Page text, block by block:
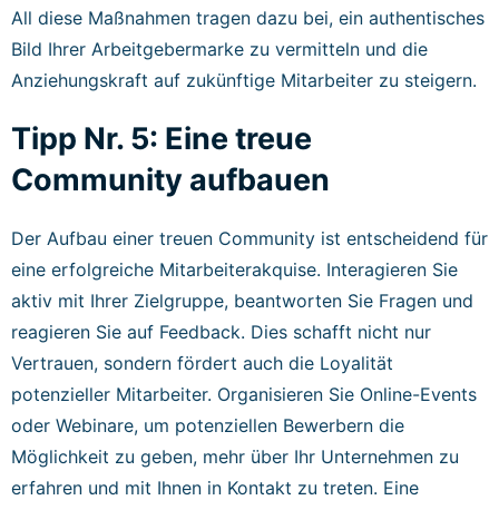
All diese Maßnahmen tragen dazu bei, ein authentisches
Bild Ihrer Arbeitgebermarke zu vermitteln und die
Anziehungskraft auf zukünftige Mitarbeiter zu steigern.
Tipp Nr. 5: Eine treue
Community aufbauen
Der Aufbau einer treuen Community ist entscheidend für
eine erfolgreiche Mitarbeiterakquise. Interagieren Sie
aktiv mit Ihrer Zielgruppe, beantworten Sie Fragen und
reagieren Sie auf Feedback. Dies schafft nicht nur
Vertrauen, sondern fördert auch die Loyalität
potenzieller Mitarbeiter. Organisieren Sie Online-Events
oder Webinare, um potenziellen Bewerbern die
Möglichkeit zu geben, mehr über Ihr Unternehmen zu
erfahren und mit Ihnen in Kontakt zu treten. Eine